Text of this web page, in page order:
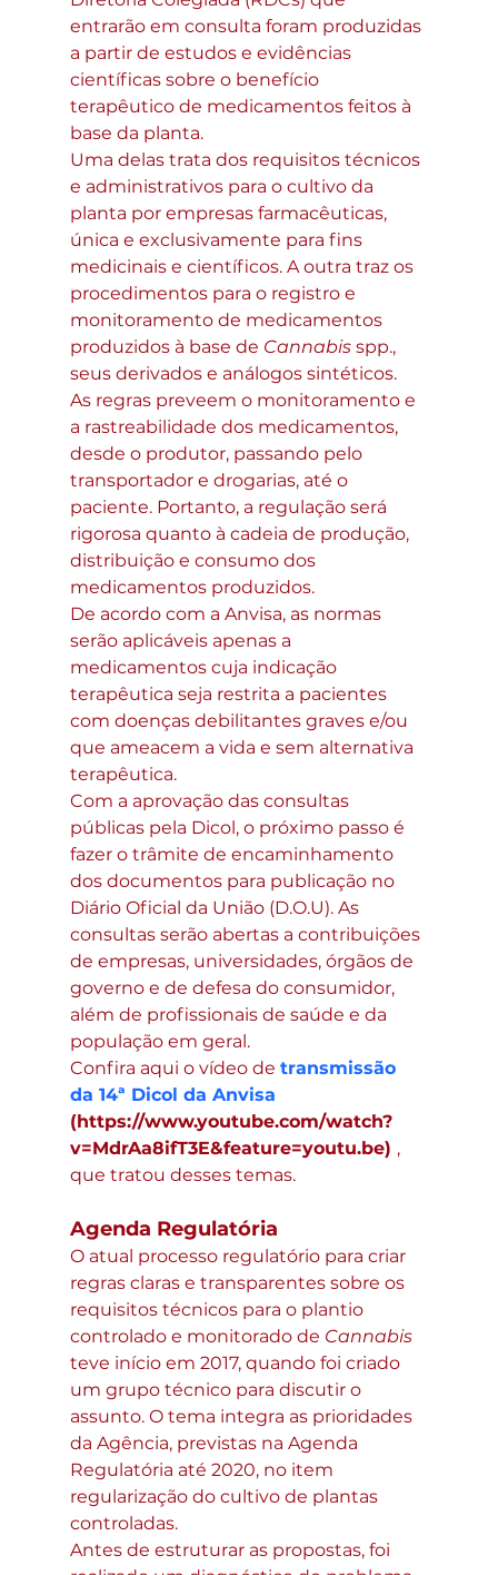
entrarão em consulta foram produzidas
a partir de estudos e evidências
científicas sobre o benefício
terapêutico de medicamentos feitos à
base da planta.
Uma delas trata dos requisitos técnicos
e administrativos para o cultivo da
planta por empresas farmacêuticas,
única e exclusivamente para fins
medicinais e científicos. A outra traz os
procedimentos para o registro e
monitoramento de medicamentos
produzidos à base de Cannabis spp.,
seus derivados e análogos sintéticos.
As regras preveem o monitoramento e
a rastreabilidade dos medicamentos,
desde o produtor, passando pelo
transportador e drogarias, até o
paciente. Portanto, a regulação será
rigorosa quanto à cadeia de produção,
distribuição e consumo dos
medicamentos produzidos.
De acordo com a Anvisa, as normas
serão aplicáveis apenas a
medicamentos cuja indicação
terapêutica seja restrita a pacientes
com doenças debilitantes graves e/ou
que ameacem a vida e sem alternativa
terapêutica.
Com a aprovação das consultas
públicas pela Dicol, o próximo passo é
fazer o trâmite de encaminhamento
dos documentos para publicação no
Diário Oficial da União (D.O.U). As
consultas serão abertas a contribuições
de empresas, universidades, órgãos de
governo e de defesa do consumidor,
além de profissionais de saúde e da
população em geral.
Confira aqui o vídeo de transmissão
da 14ª Dicol da Anvisa
(https://www.youtube.com/watch?
v=MdrAa8ifT3E&feature=youtu.be) ,
que tratou desses temas.
Agenda Regulatória
O atual processo regulatório para criar
regras claras e transparentes sobre os
requisitos técnicos para o plantio
controlado e monitorado de Cannabis
teve início em 2017, quando foi criado
um grupo técnico para discutir o
assunto. O tema integra as prioridades
da Agência, previstas na Agenda
Regulatória até 2020, no item
regularização do cultivo de plantas
controladas.
Antes de estruturar as propostas, foi